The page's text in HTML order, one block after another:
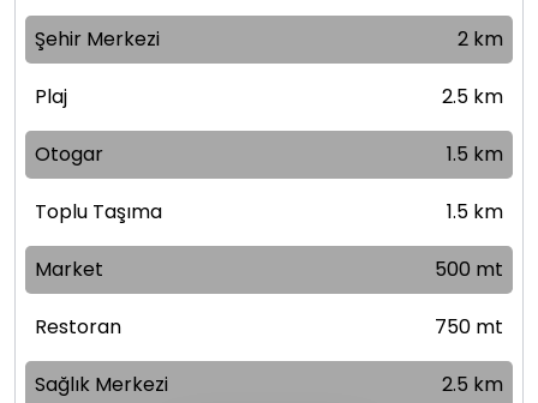
Şehir Merkezi 2 km
Plaj 2.5 km
Otogar 1.5 km
Toplu Taşıma 1.5 km
Market 500 mt
Restoran 750 mt
Sağlık Merkezi 2.5 km